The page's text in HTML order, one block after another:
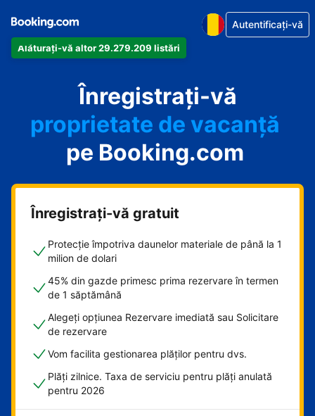
Alăturați-vă altor 29.279.209 listări
Autentificați-vă
Înregistrați-vă
apartamentul
hotelul
proprietate de vacanță
pensiunea
B&B-ul
pe Booking.com
Înregistrați-vă gratuit
Protecție împotriva daunelor materiale de până la 1
milion de dolari
45% din gazde primesc prima rezervare în termen
de 1 săptămână
Alegeți opțiunea Rezervare imediată sau Solicitare
de rezervare
Vom facilita gestionarea plăților pentru dvs.
Plăți zilnice. Taxa de serviciu pentru plăți anulată
pentru 2026